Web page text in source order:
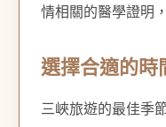
情相關的醫學證明
選擇合適的時
三峽旅遊的最佳季